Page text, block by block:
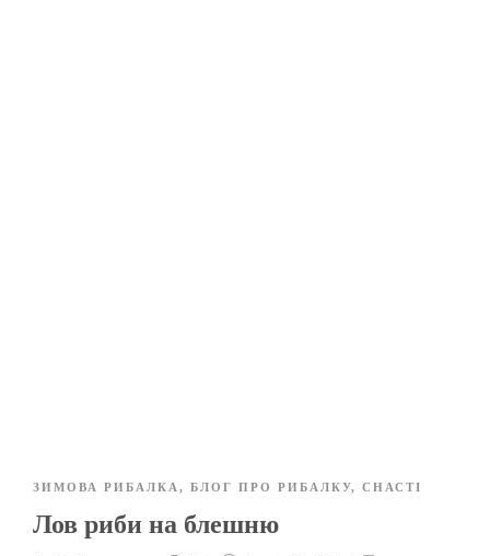
ЗИМОВА РИБАЛКА , БЛОГ ПРО РИБАЛКУ, СНАСТІ
Лов риби на блешню